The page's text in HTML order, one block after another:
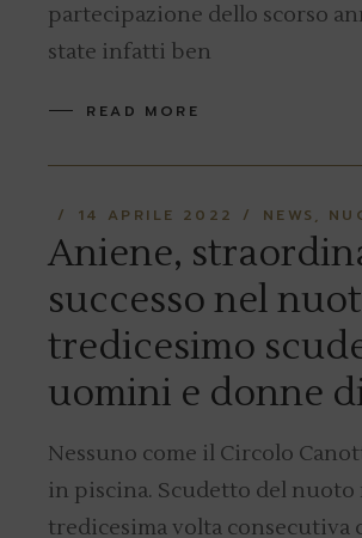
partecipazione dello scorso
state infatti ben
READ MORE
14 APRILE 2022 NEWS
Aniene,
successo nel
tredicesimo
uomini e donne
Nessuno come il Circolo
in piscina. Scudetto del nuoto
tredicesima volta consecutiva